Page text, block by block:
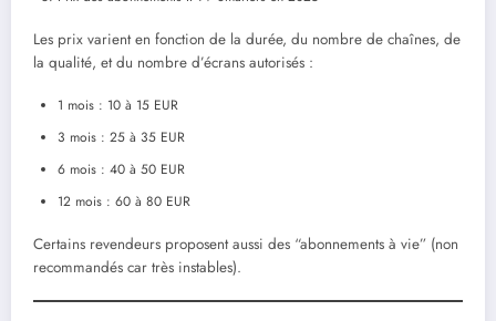
Les prix varient en fonction de la durée, du nombre de chaînes, de
la qualité, et du nombre d’écrans autorisés :
1 mois : 10 à 15 EUR
3 mois : 25 à 35 EUR
6 mois : 40 à 50 EUR
12 mois : 60 à 80 EUR
Certains revendeurs proposent aussi des “abonnements à vie” (non
recommandés car très instables).